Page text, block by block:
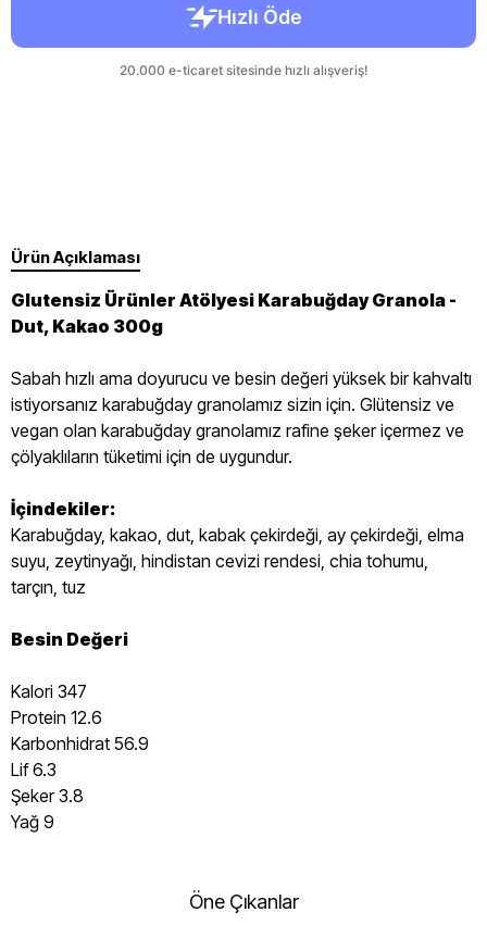
Ürün Açıklaması
Glutensiz Ürünler Atölyesi Karabuğday Granola -
Dut, Kakao 300g
Sabah hızlı ama doyurucu ve besin değeri yüksek bir kahvaltı
istiyorsanız karabuğday granolamız sizin için. Glütensiz ve
vegan olan karabuğday granolamız rafine şeker içermez ve
çölyaklıların tüketimi için de uygundur.
İçindekiler:
Karabuğday, kakao, dut, kabak çekirdeği, ay çekirdeği, elma
suyu, zeytinyağı, hindistan cevizi rendesi, chia tohumu,
tarçın, tuz
Besin Değeri
Kalori 347
Protein 12.6
Karbonhidrat 56.9
Lif 6.3
Şeker 3.8
Yağ 9
Öne Çıkanlar